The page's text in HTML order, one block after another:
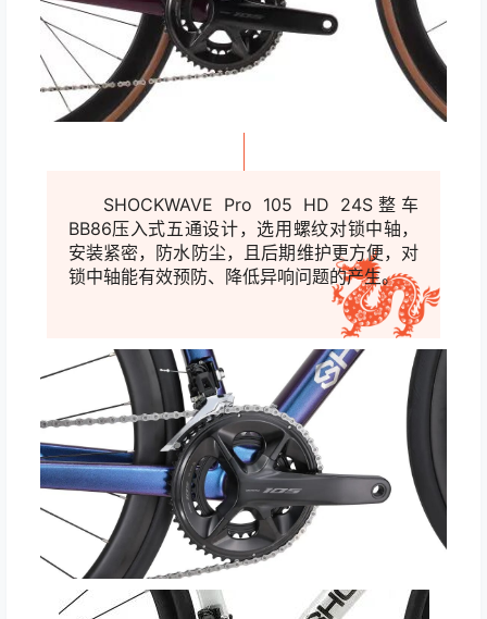
SHOCKWAVE Pro 105 HD 24S整车
BB86压入式五通设计，选用螺纹对锁中轴，
安装紧密，防水防尘，且后期维护更方便，对
锁中轴能有效预防、降低异响问题的产生。